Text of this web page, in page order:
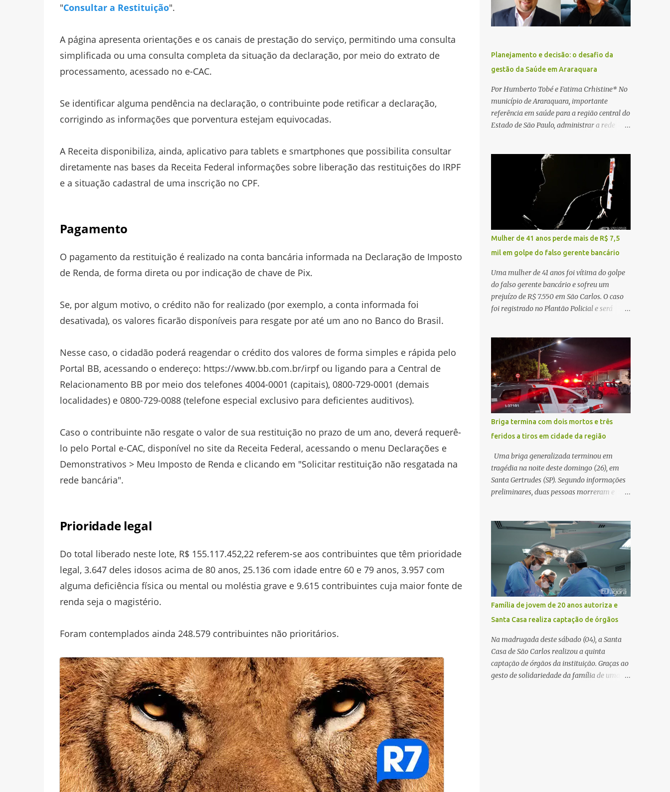
"Consultar a Restituição".
A página apresenta orientações e os canais de prestação do serviço, permitindo uma consulta
simplificada ou uma consulta completa da situação da declaração, por meio do extrato de
processamento, acessado no e-CAC.
Se identificar alguma pendência na declaração, o contribuinte pode retificar a declaração,
corrigindo as informações que porventura estejam equivocadas.
A Receita disponibiliza, ainda, aplicativo para tablets e smartphones que possibilita consultar
diretamente nas bases da Receita Federal informações sobre liberação das restituições do IRPF
e a situação cadastral de uma inscrição no CPF.
Pagamento
O pagamento da restituição é realizado na conta bancária informada na Declaração de Imposto
de Renda, de forma direta ou por indicação de chave de Pix.
Se, por algum motivo, o crédito não for realizado (por exemplo, a conta informada foi
desativada), os valores ficarão disponíveis para resgate por até um ano no Banco do Brasil.
Nesse caso, o cidadão poderá reagendar o crédito dos valores de forma simples e rápida pelo
Portal BB, acessando o endereço: https://www.bb.com.br/irpf ou ligando para a Central de
Relacionamento BB por meio dos telefones 4004-0001 (capitais), 0800-729-0001 (demais
localidades) e 0800-729-0088 (telefone especial exclusivo para deficientes auditivos).
Caso o contribuinte não resgate o valor de sua restituição no prazo de um ano, deverá requerê-
lo pelo Portal e-CAC, disponível no site da Receita Federal, acessando o menu Declarações e
Demonstrativos > Meu Imposto de Renda e clicando em "Solicitar restituição não resgatada na
rede bancária".
Prioridade legal
Do total liberado neste lote, R$ 155.117.452,22 referem-se aos contribuintes que têm prioridade
legal, 3.647 deles idosos acima de 80 anos, 25.136 com idade entre 60 e 79 anos, 3.957 com
alguma deficiência física ou mental ou moléstia grave e 9.615 contribuintes cuja maior fonte de
renda seja o magistério.
Foram contemplados ainda 248.579 contribuintes não prioritários.
havia um condutor inconsciente dentro de
um caminhão. Equipes de resgate foram
encontraram a vítima em parada
cardiorrespiratória. Os socorristas iniciaram
imediatamente as manobras de reanimação
cardiopulmonar (RCP), porém, apesar de
todos os esforços, o motorista não
respondeu aos procedimentos. Às 17h03,
médicos da Unidade de Suporte Avançado
Planejamento e decisão: o desafio da
gestão da Saúde em Araraquara
Por Humberto Tobé e Fatima Crhistine* No
município de Araraquara, importante
referência em saúde para a região central do
Estado de São Paulo, administrar a rede
A cidade concentra hospitais, unidades
especializadas e serviços de média e alta
complexidade que atendem pacientes não
apenas do município, mas também de
diversas cidades do entorno, ampliando
significativamente a responsabilidade da
gestão sobre o Sistema Único de Saúde
(SUS). Nos últimos anos, o Governo Federal
tem ampliado investimentos destinados ao
fortalecimento da atenção básica, da
infraestrutura hospitalar e da
regionalização dos serviços de saúde.
Entretanto, em um cenário de demandas
pública não é apenas investir mais, mas
decidir melhor onde investir para produzir o
maior benefício possível à população. Essa
reflexão encontra respaldo tanto na teoria
da admini...
Mulher de 41 anos perde mais de R$ 7,5
mil em golpe do falso gerente bancário
Uma mulher de 41 anos foi vítima do golpe
do falso gerente bancário e sofreu um
prejuízo de R$ 7.550 em São Carlos. O caso
foi registrado no Plantão Policial e será
ocorrência, a vítima recebeu contato pelo
WhatsApp de um homem que afirmava ser
o novo gerente da conta bancária da
empresa. O suspeito alegou que seria
necessário atualizar o cadastro da conta e
passou a orientar a vítima sobre os
procedimentos que deveriam ser realizados.
Dias depois, o golpista enviou um
documento em PDF simulando uma
comunicação oficial da instituição
financeira. Na sequência, entrou em contato
por telefone e encaminhou um link,
orientando a vítima a acessá-lo pelo
procedimento, a conta bancária ficou
bloqueada por algumas horas. Sem
conseguir acessar o sistema, a vítima tentou
novamente contato com o suposto gerente,
mas não obteve resposta. Na segunda-fe...
Briga termina com dois mortos e três
feridos a tiros em cidade da região
Uma briga generalizada terminou em
tragédia na noite deste domingo (26), em
Santa Gertrudes (SP). Segundo informações
preliminares, duas pessoas morreram e
adega. O caso aconteceu por volta das
20h40, na região da Avenida João Vitte. De
acordo com as primeiras informações, a
confusão teria começado dentro do
estabelecimento e se estendido para a área
externa, quando dois homens armados
passaram a efetuar diversos disparos. Duas
vítimas morreram ainda no local. Outras
três pessoas foram baleadas e socorridas.
Até o momento, não foram divulgadas
informações oficiais sobre o estado de saúde
dos feridos. Equipes da Polícia Militar de
Santa Gertrudes atenderam a ocorrência e
Família de jovem de 20 anos autoriza e
Santa Casa realiza captação de órgãos
Na madrugada deste sábado (04), a Santa
Casa de São Carlos realizou a quinta
captação de órgãos da instituição. Graças ao
gesto de solidariedade da família de uma